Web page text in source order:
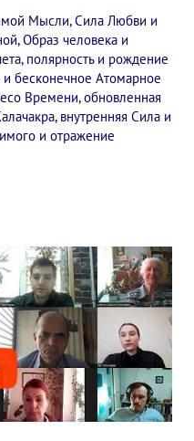
Центр, им. Е.П.
«Альбатрос»
России. Теософский
Конкурс, посвященный
«Елене Петровне
посвященный Елене
проведения
Мысли, Сила Любви и
Образ человека и
полярность и рождение
бесконечное Атомарное
Времени, обновленная
внутренняя Сила и
и отражение